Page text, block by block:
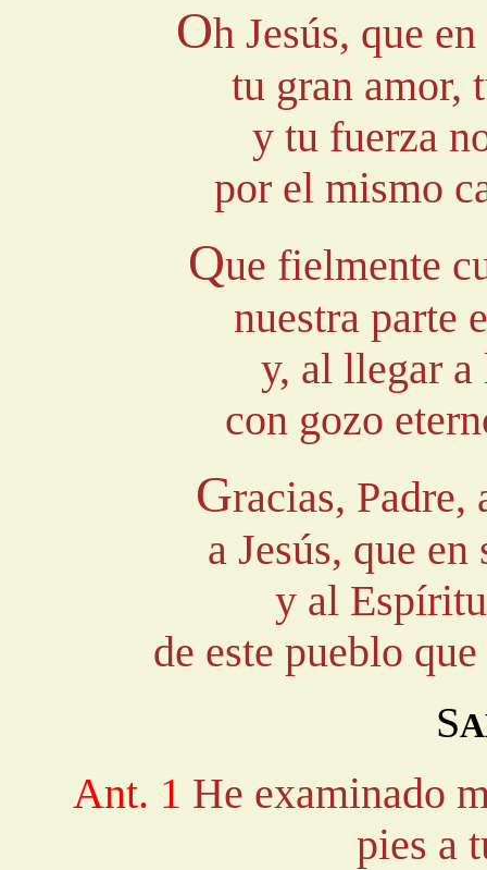
Oh Jesús, que
tu gran amor,
y tu fuerza
por el mismo
Que fielmente
nuestra parte
y, al llegar a
con gozo
Gracias, Padre,
a Jesús, que
y al
de este pueblo
S
Ant. 1 He examinado
pies a